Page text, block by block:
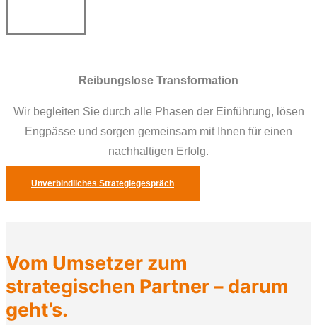
Reibungslose Transformation
Wir begleiten Sie durch alle Phasen der Einführung, lösen
Engpässe und sorgen gemeinsam mit Ihnen für einen
nachhaltigen Erfolg.
Unverbindliches Strategiegespräch
Vom Umsetzer zum
strategischen Partner – darum
geht’s.